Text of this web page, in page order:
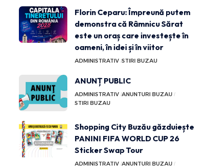
Florin Ceparu: Împreună putem
demonstra că Râmnicu Sărat
este un oraș care investește în
oameni, în idei și în viitor
ADMINISTRATIV STIRI BUZAU
ANUNȚ PUBLIC
ADMINISTRATIV ANUNTURI BUZAU
STIRI BUZAU
Shopping City Buzău găzduiește
PANINI FIFA WORLD CUP 26
Sticker Swap Tour
ADMINISTRATIV ANUNTURI BUZAU